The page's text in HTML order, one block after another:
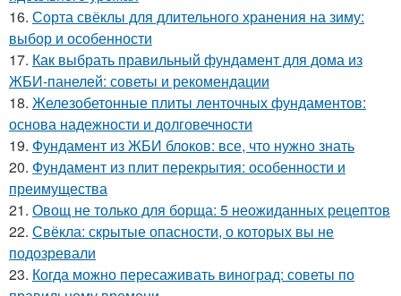
16. Сорта свёклы для длительного хранения на зиму:
выбор и особенности
17. Как выбрать правильный фундамент для дома из
ЖБИ-панелей: советы и рекомендации
18. Железобетонные плиты ленточных фундаментов:
основа надежности и долговечности
19. Фундамент из ЖБИ блоков: все, что нужно знать
20. Фундамент из плит перекрытия: особенности и
преимущества
21. Овощ не только для борща: 5 неожиданных рецептов
22. Свёкла: скрытые опасности, о которых вы не
подозревали
23. Когда можно пересаживать виноград: советы по